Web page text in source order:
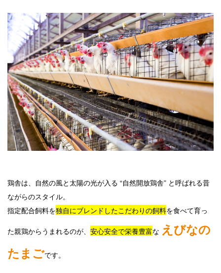
鶏舎は、自然の風と太陽の光が入る “自然開放鶏舎” と呼ばれる昔
ながらのスタイル。
指定配合飼料を独自にブレンドしたこだわりの飼料を食べて育っ
た親鶏からうまれるのが、 安心安全で栄養豊富な えびなの
たまごです。